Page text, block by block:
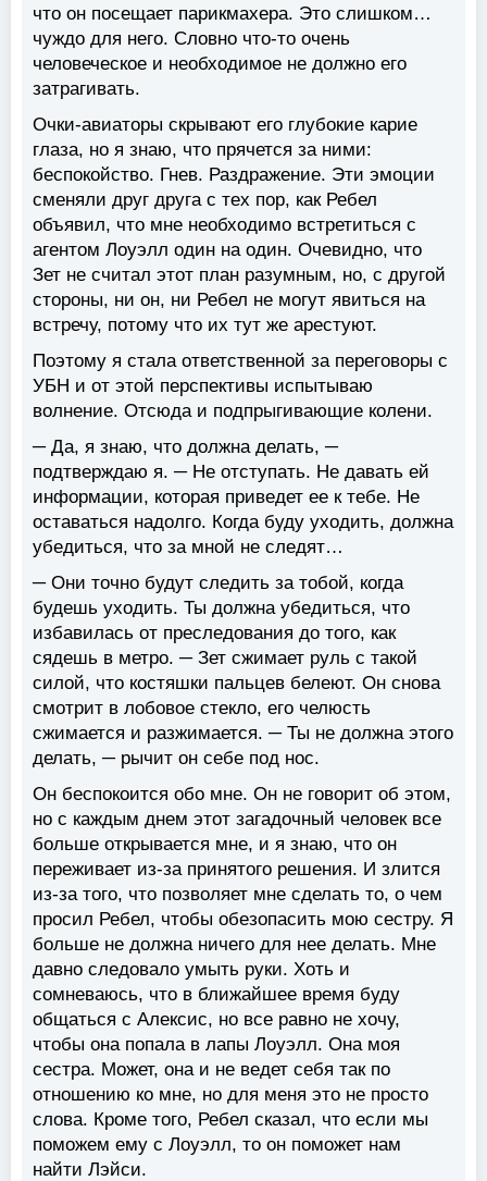
что он посещает парикмахера. Это слишком…
чуждо для него. Словно что-то очень
человеческое и необходимое не должно его
затрагивать.
Очки-авиаторы скрывают его глубокие карие
глаза, но я знаю, что прячется за ними:
беспокойство. Гнев. Раздражение. Эти эмоции
сменяли друг друга с тех пор, как Ребел
объявил, что мне необходимо встретиться с
агентом Лоуэлл один на один. Очевидно, что
Зет не считал этот план разумным, но, с другой
стороны, ни он, ни Ребел не могут явиться на
встречу, потому что их тут же арестуют.
Поэтому я стала ответственной за переговоры с
УБН и от этой перспективы испытываю
волнение. Отсюда и подпрыгивающие колени.
─ Да, я знаю, что должна делать, ─
подтверждаю я. ─ Не отступать. Не давать ей
информации, которая приведет ее к тебе. Не
оставаться надолго. Когда буду уходить, должна
убедиться, что за мной не следят…
─ Они точно будут следить за тобой, когда
будешь уходить. Ты должна убедиться, что
избавилась от преследования до того, как
сядешь в метро. ─ Зет сжимает руль с такой
силой, что костяшки пальцев белеют. Он снова
смотрит в лобовое стекло, его челюсть
сжимается и разжимается. ─ Ты не должна этого
делать, ─ рычит он себе под нос.
Он беспокоится обо мне. Он не говорит об этом,
но с каждым днем этот загадочный человек все
больше открывается мне, и я знаю, что он
переживает из-за принятого решения. И злится
из-за того, что позволяет мне сделать то, о чем
просил Ребел, чтобы обезопасить мою сестру. Я
больше не должна ничего для нее делать. Мне
давно следовало умыть руки. Хоть и
сомневаюсь, что в ближайшее время буду
общаться с Алексис, но все равно не хочу,
чтобы она попала в лапы Лоуэлл. Она моя
сестра. Может, она и не ведет себя так по
отношению ко мне, но для меня это не просто
слова. Кроме того, Ребел сказал, что если мы
поможем ему с Лоуэлл, то он поможет нам
найти Лэйси.